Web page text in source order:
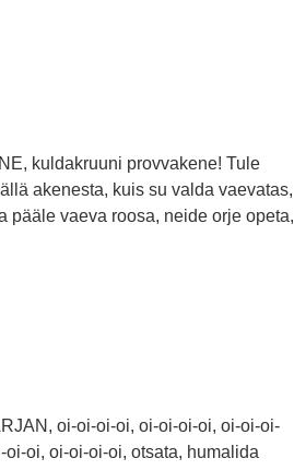
kuldakruuni provvakene! Tule
akenesta, kuis su valda vaevatas,
pääle vaeva roosa, neide orje opeta,
oi-oi-oi-oi, oi-oi-oi-oi, oi-oi-oi-
oi, oi-oi-oi-oi, otsata, humalida